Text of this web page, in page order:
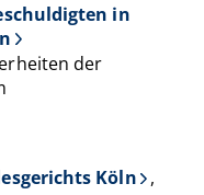
in
der
Köln
,